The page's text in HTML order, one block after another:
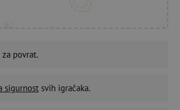
za povrat.
sigurnost svih igračaka.